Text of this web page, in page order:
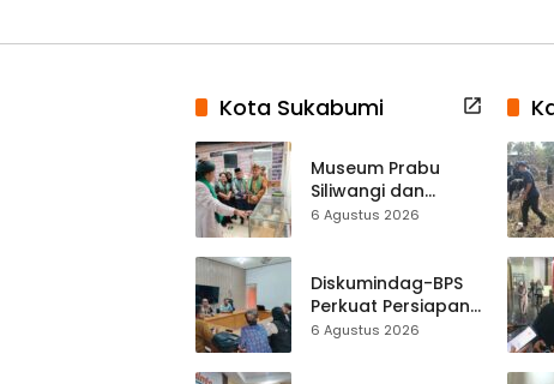
Kota Sukabumi
Museum Prabu
Siliwangi dan
Museum Keramik
Hampir 500 Koleksi
Dipisahkan
6 Agustus 2026
Diskumindag-BPS
Perkuat Persiapan
Sensus Ekonomi,
6 Agustus 2026